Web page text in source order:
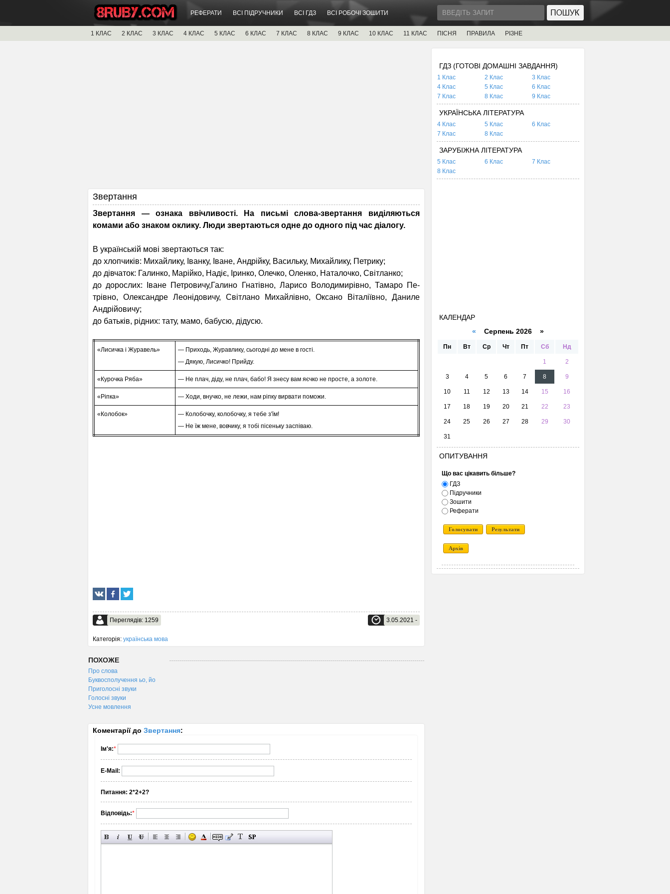
РЕФЕРАТИ ВСІ ПІДРУЧНИКИ ВСІ ГДЗ ВСІ РОБОЧІ ЗОШИТИ
1 КЛАС 2 КЛАС 3 КЛАС 4 КЛАС 5 КЛАС 6 КЛАС 7 КЛАС 8 КЛАС 9 КЛАС 10 КЛАС 11 КЛАС ПІСНЯ ПРАВИЛА РІЗНЕ
Звертання
Звертання — ознака ввічливості. На письмі слова-звертання виділяються
комами або знаком оклику. Люди звертаються одне до одного під час діалогу.
В українській мові звертаються так:
до хлопчиків: Михайлику, Іванку, Іване, Андрійку, Васильку, Михайлику, Петрику;
до дівчаток: Галинко, Марійко, Надіє, Іринко, Олечко, Оленко, Наталочко, Світланко;
до дорослих: Іване Петровичу,Галино Гнатівно, Ларисо Володимирівно, Тамаро Пе­
трівно, Олександре Леонідовичу, Світлано Михайлів­но, Оксано Віталіївно, Даниле
Андрійовичу;
до батьків, рідних: тату, мамо, бабусю, дідусю.
«Лисичка і Журавель»
— Приходь, Журавлику, сьогодні до мене в гості.
— Дякую, Лисичко! Прийду.
«Курочка Ряба» — Не плач, діду, не плач, бабо! Я знесу вам яєчко не просте, а золоте.
«Ріпка» — Ходи, внучко, не лежи, нам ріпку вирвати по­можи.
«Колобок»
— Колобочку, колобочку, я тебе з'їм!
— Не їж мене, вовчику, я тобі пісеньку заспіваю.
Переглядів: 1259 3.05.2021 -
Категорія: українська мова
ПОХОЖЕ
Про слова
Буквосполучення ьо, йо
Приголосні звуки
Голосні звуки
Усне мовлення
Коментарії до Звертання:
Ім'я:*
E-Mail:
Питання: 2*2+2?
Відповідь:*
ГДЗ (ГОТОВІ ДОМАШНІ ЗАВДАННЯ)
1 Клас 2 Клас
3 Клас
4 Клас
5 Клас
6 Клас
7 Клас
8 Клас 9 Клас
УКРАЇНСЬКА ЛІТЕРАТУРА
4 Клас 5 Клас
6 Клас
7 Клас
8 Клас
ЗАРУБІЖНА ЛІТЕРАТУРА
5 Клас 6 Клас
7 Клас
8 Клас
КАЛЕНДАР
« Серпень 2026 »
Пн Вт Ср Чт Пт Сб Нд
1 2
3 4 5 6 7 8 9
10 11 12 13 14 15 16
17 18 19 20 21 22 23
24 25 26 27 28 29 30
31
ОПИТУВАННЯ
Що вас цікавить більше?
ГДЗ
Підручники
Зошити
Реферати
Голосувати Результати
Архів